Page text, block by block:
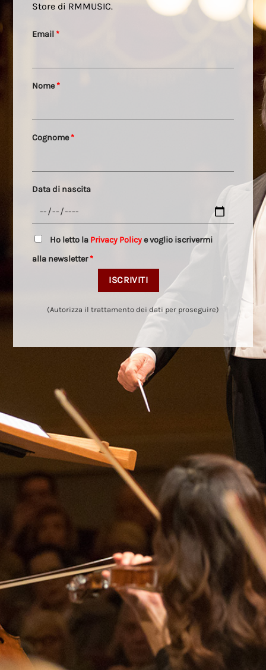
Store di RMMUSIC.
Email*
Nome*
Cognome*
Data di nascita
Ho letto la Privacy Policye voglio iscrivermi
alla newsletter*
(Autorizza il trattamento dei dati per proseguire)